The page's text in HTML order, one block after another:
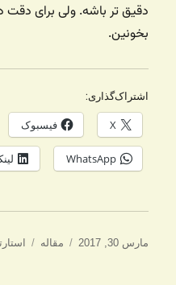
دقیق تر باشه. ولی برای دقت
بخونین.
اشتراک‌گذاری:
X فیسبوک
WhatsApp
ارسال
مارس 30, 2017 دسته‌ها
مقاله